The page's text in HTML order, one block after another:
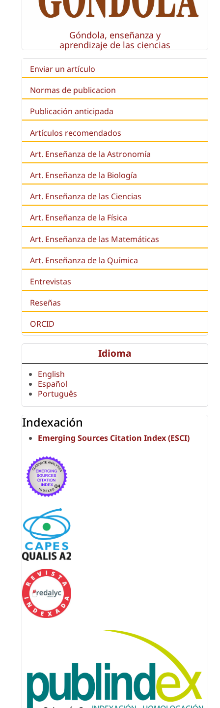
Góndola, enseñanza y
aprendizaje de las ciencias
Enviar un artículo
Normas de publicacion
Publicación anticipada
Artículos recomendados
Art. Enseñanza de la Astronomía
Art. Enseñanza de la Biología
Art. Enseñanza de las Ciencias
Art. Enseñanza de la Física
Art. Enseñanza de las Matemáticas
Art. Enseñanza de la Química
Entrevistas
Reseñas
ORCID
Idioma
English
Español
Português
Indexación
Emerging Sources Citation Index (ESCI)